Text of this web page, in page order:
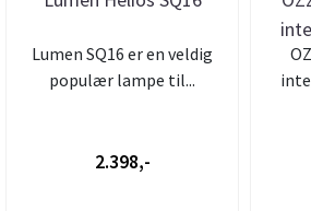
Lumen SQ16 er en veldig
populær lampe til...
2.398,-